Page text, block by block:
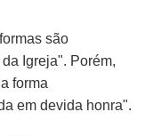
são
da Igreja". Porém,
forma
em devida honra".